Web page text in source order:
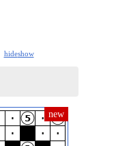
hideshow